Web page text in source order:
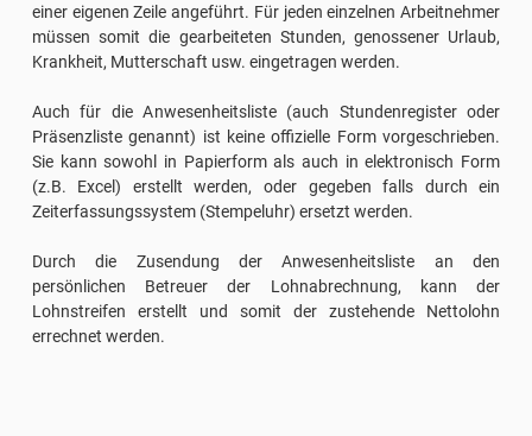
einer eigenen Zeile angeführt. Für jeden einzelnen Arbeitnehmer
müssen somit die gearbeiteten Stunden, genossener Urlaub,
Krankheit, Mutterschaft usw. eingetragen werden.
Auch für die Anwesenheitsliste (auch Stundenregister oder
Präsenzliste genannt) ist keine offizielle Form vorgeschrieben.
Sie kann sowohl in Papierform als auch in elektronisch Form
(z.B. Excel) erstellt werden, oder gegeben falls durch ein
Zeiterfassungssystem (Stempeluhr) ersetzt werden.
Durch die Zusendung der Anwesenheitsliste an den
persönlichen Betreuer der Lohnabrechnung, kann der
Lohnstreifen erstellt und somit der zustehende Nettolohn
errechnet werden.